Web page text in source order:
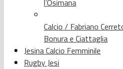
l’Osimana
Calcio / Fabriano
Bonura e Ciattaglia
Jesina Calcio Femminile
Rugby Jesi